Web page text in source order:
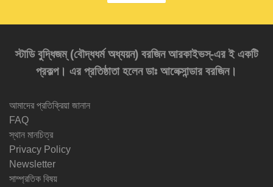
স্টাডি বুদ্ধিজম্‌ (বৌদ্ধধর্ম অধ্যয়ন) বরজিন আরকাইভস্‌-এর ই একটি
প্রকল্প। এর প্রতিষ্ঠাতা হলেন ডাঃ আলেক্সান্ডার বরজিন।
আমাদের প্রতিক্রিয়া জানান
FAQ
স্থান মানচিত্র
Privacy Policy
Newsletter
সাম্প্রতিক বিষয়